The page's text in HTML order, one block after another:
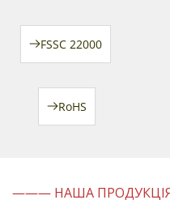
FSSC 22000
RoHS
——— НАША